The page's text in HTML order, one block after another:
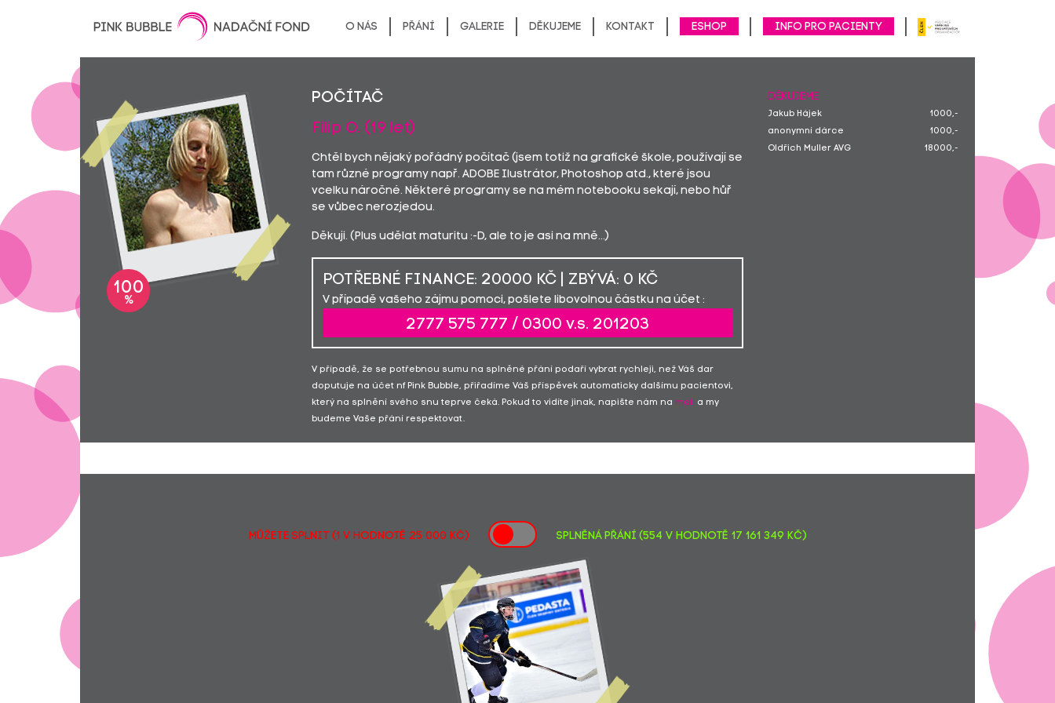
O nás Přání Galerie Děkujeme Kontakt ESHOP Info pro pacienty
100
%
POČÍTAČ
Filip O. (19 let)
Chtěl bych nějaký pořádný počítač (jsem totiž na grafické škole, používají se
tam různé programy např. ADOBE Ilustrátor, Photoshop atd., které jsou
vcelku náročné. Některé programy se na mém notebooku sekají, nebo hůř
se vůbec nerozjedou.
Děkuji. (Plus udělat maturitu :-D, ale to je asi na mně…)
POTŘEBNÉ FINANCE: 20000 KČ | ZBÝVÁ: 0 KČ
V případě vašeho zájmu pomoci, pošlete libovolnou částku na účet :
2777 575 777 / 0300 v.s. 201203
V případě, že se potřebnou sumu na splněné přání podaří vybrat rychleji, než Váš dar
doputuje na účet nf Pink Bubble, přiřadíme Váš příspěvek automaticky dalšímu pacientovi,
který na splnění svého snu teprve čeká. Pokud to vidíte jinak, napište nám na mail
a my
budeme Vaše přání respektovat.
DĚKUJEME
Jakub Hájek
1000,-
anonymní dárce
1000,-
Oldřich Muller AVG
18000,-
MŮŽETE SPLNIT (1 v hodnotě 25 000 Kč) SPLNĚNÁ PŘÁNÍ (554 v hodnotě 17 161 349 Kč)